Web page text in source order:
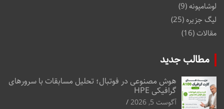
لوشامپونه(9)
لیگ جزیره (25)
مقالات(16)
مطالب جدید
هوش مصنوعی در فوتبال؛ تحلیل مسابقات با سرورهای
گرافیکی HPE
آگوست 5, 2026